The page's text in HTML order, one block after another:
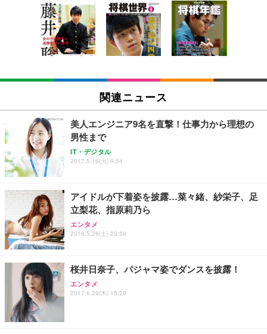
[EdoErgo] オフィスチェア 椅子 テレワーク 疲れな
い 跳ね上げ式アームレスト コンパクト 約105度ロッ
キング pc 事務椅子 360度回転 座面昇降 強化ナイロ
ン樹脂ベース 通気性メッシュ 在宅ワーク H-WY01
(黒網+黒枠+黒足)
￥5,699
SIHOO B100 オフィスチェア／デスクチェア メッシ
ュチェア 人間工学 疲れない ブラック
￥27,999
Sezlife オフィスチェア デスクチェア 疲れない テレ
ワーク チェア 強化バックレスト 30度ロッキング機
能 人間工学 椅子 腰サポート 90度跳ね上げ式アーム
務用 おしゃれ パソコンチェア (ブラック)
Sezlife オフィスチェア デスクチェア 疲れない テレ
ワーク チェア 強化バックレスト 30度ロッキング機
能 人間工学 椅子 腰サポート 90度跳ね上げ式アーム
務用 おしゃれ パソコンチェア (ホワイト)
ANDWINT オフィスチェア デスクチェア 肘なし メ
ッシュ 通気性 ランバーサポート付き 腰サポート ガ
EIZO ビジネス向けプレミアムモニター | FlexScan
EV3240X-WT | 31.5型4K UHD・USB Type-C・ホワ
イト
￥105,595
EIZO ビジネス向けプレミアムモニター | FlexScan
￥109,572
【純正品】27"ゲーミングモニター DualSense 充電
フック付き（CFI-ZDM1J）
【整備済み品】Dell E2724HS 27インチ 液晶モニタ
ー フルHD（1920×1080）VA 非光沢 HDMI/DisplayP
ort/VGA スピーカー内蔵 高さ調整 スイベル VESA対
【MiniLED/24.5inch/280Hz/FHD】GRAPHT THE S
HOOTER Gaming Monitor 24” Essential ゲーミン
Amazonベーシック ペットシーツ 薄型 レギュラー 1
回使い捨て 無香料 ホワイト 300枚
￥3,373
Amazonベーシック ペットシーツ 厚型 ワイド 42枚
x2袋(84枚) ホワイト(吸収面:ライトブルー)
￥3,234
ネオ・ルーライフ ネオ・オムツ L 中型犬用 26枚入
り 単品
Smart Basic(スマートベーシック) 【Amazon.co.jp
限定】 Smart Basic アイリスオーヤマ ペットシーツ
超厚型 お徳用 ワイド 100枚入 (x 1) (ケース販売)
アイリスオーヤマ ペットシーツ 超厚型 お徳用 レギ
関連ニュース
美人エンジニア9名を直撃！仕事力から理想の
男性まで
IT・デジタル
2017.5.16(火) 9:54
アイドルが下着姿を披露…菜々緒、紗栄子、足
立梨花、指原莉乃ら
エンタメ
2016.5.28(土) 23:59
桜井日奈子、パジャマ姿でダンスを披露！
エンタメ
2017.6.29(木) 15:29